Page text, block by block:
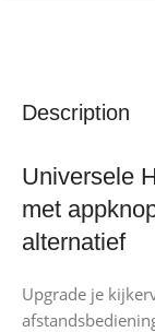
Description
Universele
met
alternatief
Upgrade je